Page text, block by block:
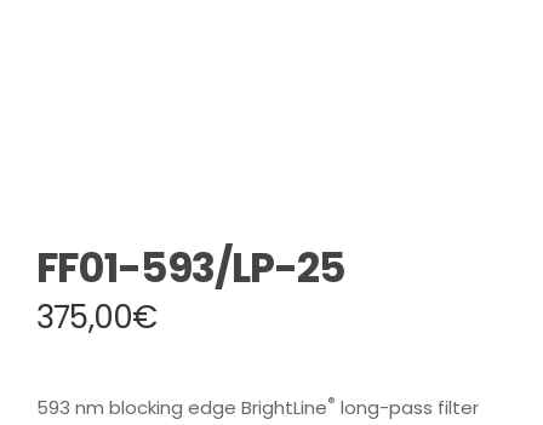
FF01-593/LP-25
375,00€
593 nm blocking edge BrightLine® long-pass filter